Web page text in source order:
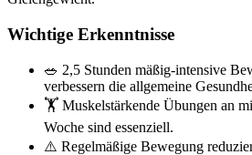
Wichtige Erkenntnisse
🥗 2,5 Stunden mäßig-intensive
verbessern die allgemeine
🏋️ Muskelstärkende Übungen an
Woche sind essenziell.
⚠️ Regelmäßige Bewegung